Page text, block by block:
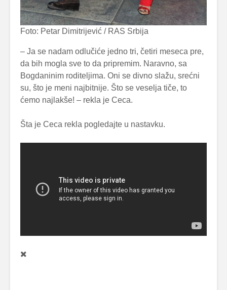
Foto: Petar Dimitrijević / RAS Srbija
– Ja se nadam odlučiće jedno tri, četiri meseca pre,
da bih mogla sve to da pripremim. Naravno, sa
Bogdaninim roditeljima. Oni se divno slažu, srećni
su, što je meni najbitnije. Što se veselja tiče, to
ćemo najlakše! – rekla je Ceca.
Šta je Ceca rekla pogledajte u nastavku.